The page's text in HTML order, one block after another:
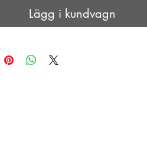
Lägg i kundvagn